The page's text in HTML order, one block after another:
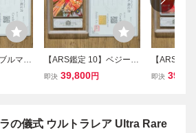
ルマ
014 D
ン2弾
【ARS鑑定 10】ベジータ
EXR EX1-003 エクストラ
RAGON BALL
即決 39,800円
【ARS鑑
EXR EX2-
RAGON
即決
の儀式 ウルトラレア Ultra Rare